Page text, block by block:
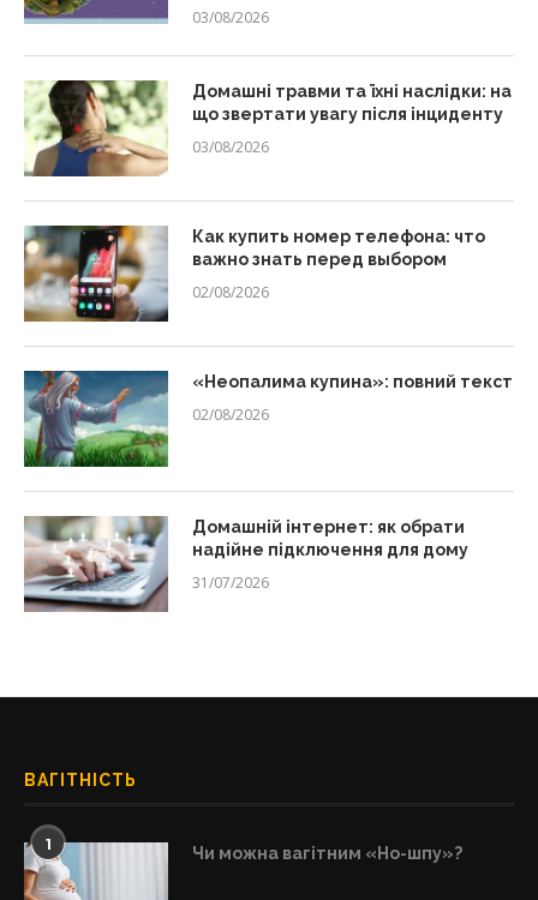
03/08/2026
Домашні травми та їхні наслідки: на
що звертати увагу після інциденту
03/08/2026
Как купить номер телефона: что
важно знать перед выбором
02/08/2026
«Неопалима купина»: повний текст
02/08/2026
Домашній інтернет: як обрати
надійне підключення для дому
31/07/2026
ВАГІТНІСТЬ
1 Чи можна вагітним «Но-шпу»?